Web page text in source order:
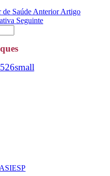
Saúde Anterior Artigo
Seguinte